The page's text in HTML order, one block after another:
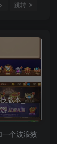
跳转
版本_二
...
个波浪效